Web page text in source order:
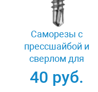
Саморезы с
прессшайбой и
сверлом для
крепления листового
металла 4.2x16 мм
40 руб.